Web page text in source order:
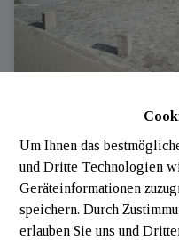
Um Ihnen das
und Dritte Technologien
Geräteinformationen
speichern. Durch
erlauben Sie uns und
Wolwelange